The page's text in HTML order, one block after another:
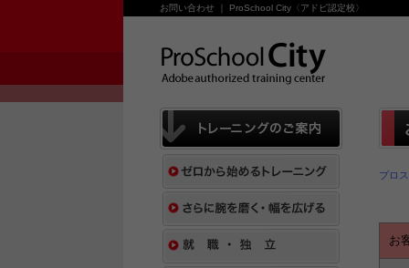
お問い合わせ ｜ ProSchool City〈アドビ認定校〉
プロ
お